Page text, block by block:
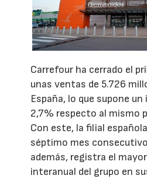
Carrefour ha cerrado el
unas ventas de 5.726
España, lo que supone
2,7% respecto al mismo
Con este, la filial
séptimo mes
además, registra el
interanual del grupo en